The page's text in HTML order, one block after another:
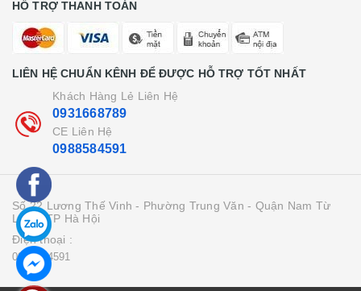
HỖ TRỢ THANH TOÁN
LIÊN HỆ CHUẨN KÊNH ĐỂ ĐƯỢC HỖ TRỢ TỐT NHẤT
Khách Hàng Lẻ Liên Hệ
0931668789
CE Liên Hệ
0988584591
Số 22 Lương Thế Vinh - Phường Trung Văn - Quận Nam Từ
Liên - TP Hà Hội
Điện thoại :
0988584591